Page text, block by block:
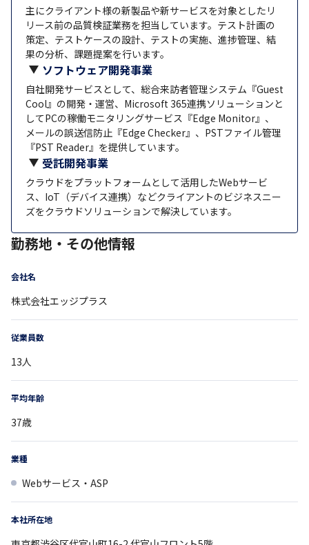
主にクライアント様の新製品や新サービスを対象としたリ
リース前の品質検証業務を担当しています。テスト計画の
策定、テストケースの設計、テストの実施、進捗管理、結
果の分析、課題提案を行います。
ソフトウェア開発事業
自社開発サービスとして、総合来訪者管理システム『Guest
Cool』の開発・運営、Microsoft 365連携ソリューションと
してPCの稼働モニタリングサービス『Edge Monitor』、
メールの誤送信防止『Edge Checker』、PSTファイル管理
『PST Reader』を提供しています。
受託開発事業
クラウドをプラットフォームとして活用したWebサービ
ス、IoT（デバイス連携）などクライアントのビジネスニー
ズをクラウドソリューションで解決しています。
勤務地・その他情報
会社名
株式会社エッジプラス
従業員数
13人
平均年齢
37歳
業種
Webサービス・ASP
本社所在地